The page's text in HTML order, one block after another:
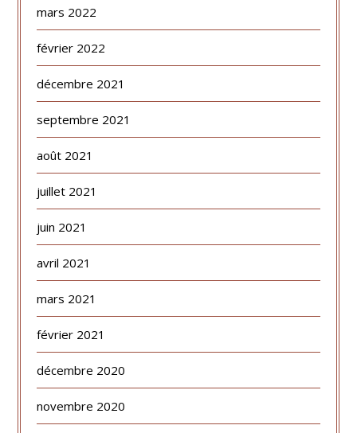
mars 2022
février 2022
décembre 2021
septembre 2021
août 2021
juillet 2021
juin 2021
avril 2021
mars 2021
février 2021
décembre 2020
novembre 2020